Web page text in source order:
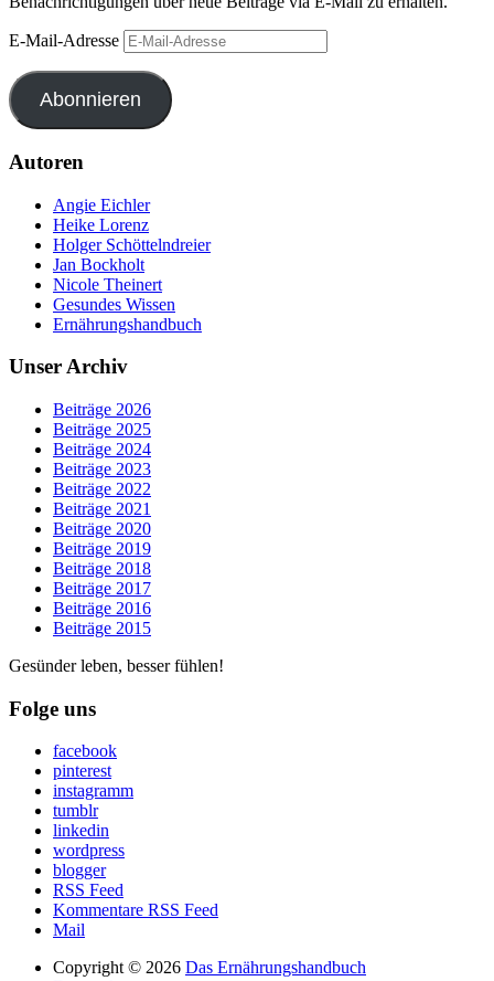
E-Mail-Adresse
Abonnieren
Autoren
Angie Eichler
Heike Lorenz
Holger Schöttelndreier
Jan Bockholt
Nicole Theinert
Gesundes Wissen
Ernährungshandbuch
Unser Archiv
Beiträge 2026
Beiträge 2025
Beiträge 2024
Beiträge 2023
Beiträge 2022
Beiträge 2021
Beiträge 2020
Beiträge 2019
Beiträge 2018
Beiträge 2017
Beiträge 2016
Beiträge 2015
Gesünder leben, besser fühlen!
Folge uns
facebook
pinterest
instagramm
tumblr
linkedin
wordpress
blogger
RSS Feed
Kommentare RSS Feed
Mail
Copyright © 2026 Das Ernährungshandbuch